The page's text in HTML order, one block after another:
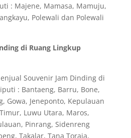
: Majene, Mamasa, Mamuju,
Polewali dan Polewali
di Ruang Lingkup
Souvenir Jam Dinding di
: Bantaeng, Barru, Bone,
Gowa, Jeneponto, Kepulauan
Luwu Utara, Maros,
Pinrang, Sidenreng
Takalar, Tana Toraja,